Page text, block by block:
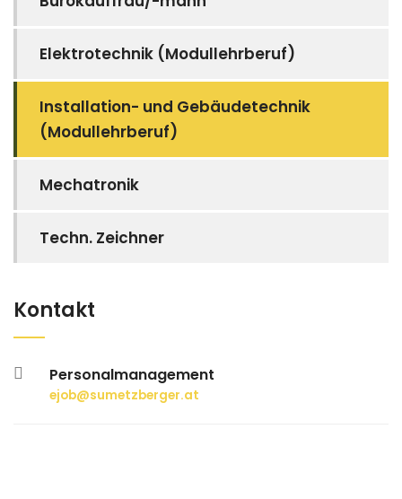
Elektrotechnik (Modullehrberuf)
Installation- und Gebäudetechnik
(Modullehrberuf)
Mechatronik
Techn. Zeichner
Kontakt
Personalmanagement
ejob@sumetzberger.at